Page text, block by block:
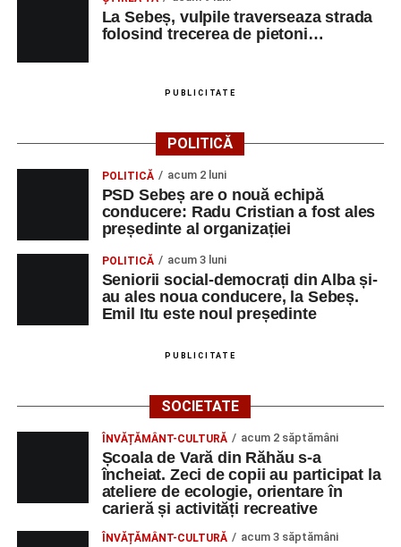
La Sebeș, vulpile traverseaza strada
folosind trecerea de pietoni…
PUBLICITATE
POLITICĂ
POLITICĂ acum 2 luni
PSD Sebeș are o nouă echipă
conducere: Radu Cristian a fost ales
președinte al organizației
POLITICĂ acum 3 luni
Seniorii social-democrați din Alba și-
au ales noua conducere, la Sebeș.
Emil Itu este noul președinte
PUBLICITATE
SOCIETATE
ÎNVĂȚĂMÂNT-CULTURĂ acum 2 săptămâni
Școala de Vară din Răhău s-a
încheiat. Zeci de copii au participat la
ateliere de ecologie, orientare în
carieră și activități recreative
ÎNVĂȚĂMÂNT-CULTURĂ acum 3 săptămâni